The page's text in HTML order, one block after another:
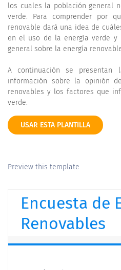
los cuales la población general
verde. Para comprender por
renovable dará una idea de
en el uso de la energía verde
general sobre la energía
A continuación se presentan
información sobre la opinión
renovables y los factores que
verde.
USAR ESTA PLANTILLA
Preview this template